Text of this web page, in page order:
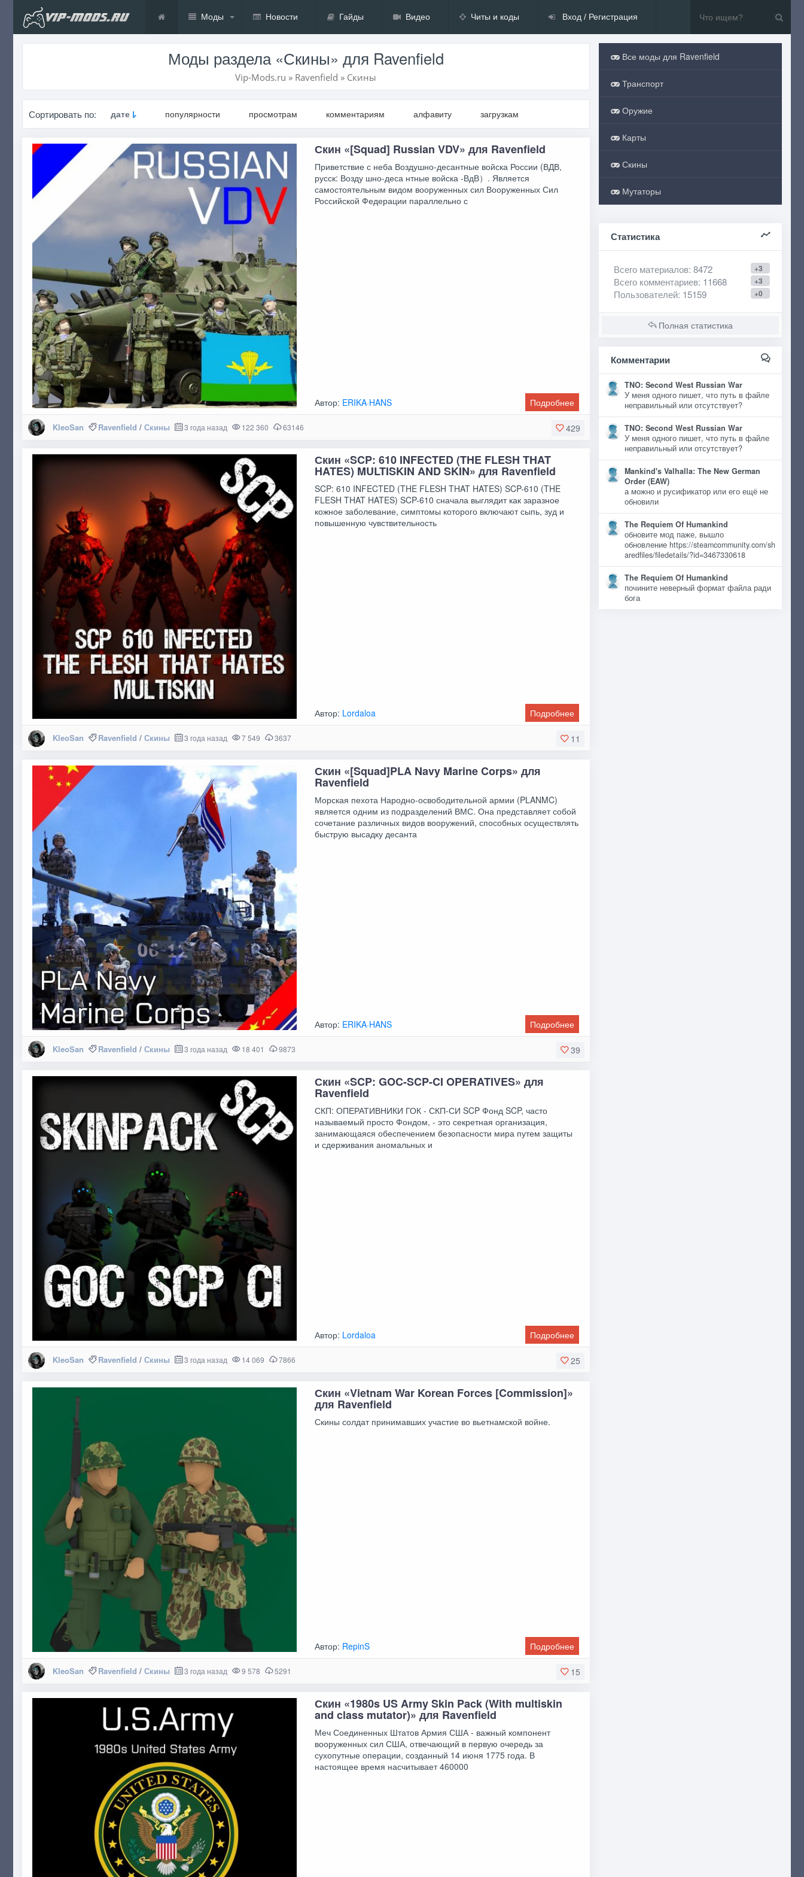
Моды Новости Гайды Видео Читы и коды Вход / Регистрация
Моды раздела «Скины» для Ravenfield
Vip-Mods.ru » Ravenfield » Скины
Сортировать по: дате популярности просмотрам комментариям алфавиту загрузкам
Скин «[Squad] Russian VDV» для Ravenfield
Приветствие с неба Воздушно-десантные войска России (ВДВ,
русск: Возду шно-деса нтные войска -ВдВ）. Является
самостоятельным видом вооруженных сил Вооруженных Сил
Российской Федерации параллельно с
Автор: ERIKA·HANS Подробнее
429
KleoSan Ravenfield / Скины 3 года назад 122 360 63146
Скин «SCP: 610 INFECTED (THE FLESH THAT
HATES) MULTISKIN AND SKIN» для Ravenfield
SCP: 610 INFECTED (THE FLESH THAT HATES) SCP-610 (THE
FLESH THAT HATES) SCP-610 сначала выглядит как заразное
кожное заболевание, симптомы которого включают сыпь, зуд и
повышенную чувствительность
Автор: Lordaloa Подробнее
11
KleoSan Ravenfield / Скины 3 года назад 7 549 3637
Скин «[Squad]PLA Navy Marine Corps» для
Ravenfield
Морская пехота Народно-освободительной армии (PLANMC)
является одним из подразделений ВМС. Она представляет собой
сочетание различных видов вооружений, способных осуществлять
быструю высадку десанта
Автор: ERIKA·HANS Подробнее
39
KleoSan Ravenfield / Скины 3 года назад 18 401 9873
Скин «SCP: GOC-SCP-CI OPERATIVES» для
Ravenfield
СКП: ОПЕРАТИВНИКИ ГОК - СКП-СИ SCP Фонд SCP, часто
называемый просто Фондом, - это секретная организация,
занимающаяся обеспечением безопасности мира путем защиты
и сдерживания аномальных и
Автор: Lordaloa Подробнее
25
KleoSan Ravenfield / Скины 3 года назад 14 069 7866
Скин «Vietnam War Korean Forces [Commission]»
для Ravenfield
Скины солдат принимавших участие во вьетнамской войне.
Автор: RepinS Подробнее
15
KleoSan Ravenfield / Скины 3 года назад 9 578 5291
Скин «1980s US Army Skin Pack (With multiskin
and class mutator)» для Ravenfield
Меч Соединенных Штатов Армия США - важный компонент
вооруженных сил США, отвечающий в первую очередь за
сухопутные операции, созданный 14 июня 1775 года. В
настоящее время насчитывает 460000
Все моды для Ravenfield
Транспорт
Оружие
Карты
Скины
Мутаторы
Статистика
+3
Всего материалов: 8472
+3
Всего комментариев: 11668
+0
Пользователей: 15159
Полная статистика
Комментарии
TNO: Second West Russian War
У меня одного пишет, что путь в файле
неправильный или отсутствует?
TNO: Second West Russian War
У меня одного пишет, что путь в файле
неправильный или отсутствует?
Mankind's Valhalla: The New German
Order (EAW)
а можно и русификатор или его ещё не
обновили
The Requiem Of Humankind
обновите мод паже, вышло
обновление https://steamcommunity.com/sh
aredfiles/filedetails/?id=3467330618
The Requiem Of Humankind
почините неверный формат файла ради
бога